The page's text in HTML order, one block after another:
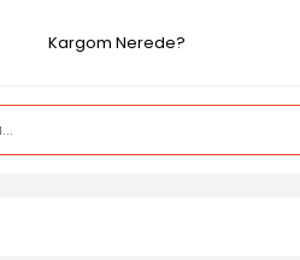
Kargom Nerede?